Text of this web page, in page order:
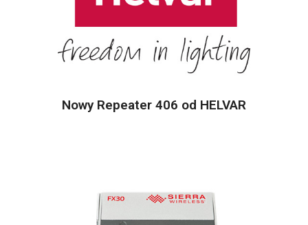
Nowy Repeater 406 od HELVAR